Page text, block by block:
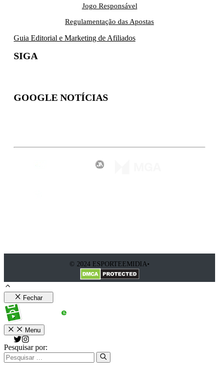
Jogo Responsável
Regulamentação das Apostas
Guia Editorial e Marketing de Afiliados
SIGA
GOOGLE NOTÍCIAS
© 2024 ESPORTEEMIDIA•
Fechar
Menu
Pesquisar por: